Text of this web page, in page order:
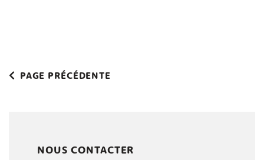
PAGE PRÉCÉDENTE
NOUS CONTACTER